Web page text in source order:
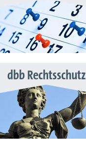
dbb Rechtsschutz